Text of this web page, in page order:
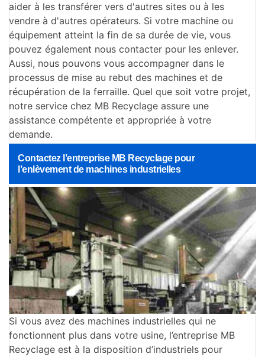
aider à les transférer vers d'autres sites ou à les
vendre à d'autres opérateurs. Si votre machine ou
équipement atteint la fin de sa durée de vie, vous
pouvez également nous contacter pour les enlever.
Aussi, nous pouvons vous accompagner dans le
processus de mise au rebut des machines et de
récupération de la ferraille. Quel que soit votre projet,
notre service chez MB Recyclage assure une
assistance compétente et appropriée à votre
demande.
Contactez l’entreprise MB Recyclage pour
l’enlèvement de machines industrielles
Si vous avez des machines industrielles qui ne
fonctionnent plus dans votre usine, l’entreprise MB
Recyclage est à la disposition d’industriels pour